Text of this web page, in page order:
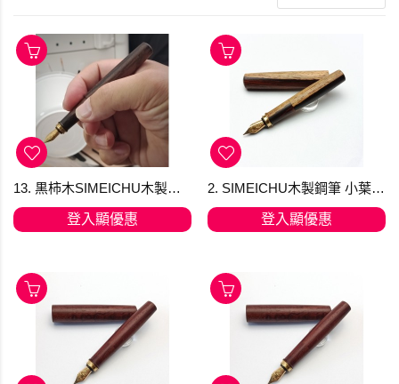
13. 黒柿木SIMEICHU木製鋼筆 Schmidt F尖 (現貨)
登入顯優惠
2. SIMEICHU木製鋼筆 小葉紅檀帶白皮 Schmidt F尖 (現貨)
登入顯優惠